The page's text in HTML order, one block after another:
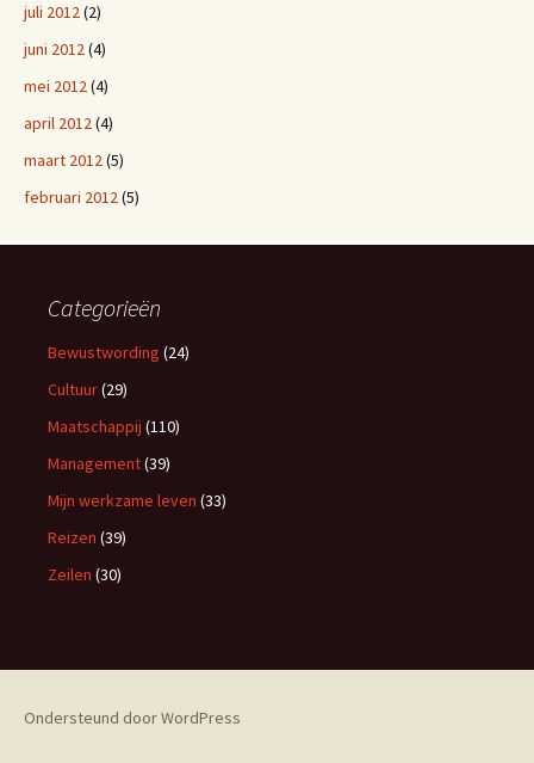
juli 2012(2)
juni 2012(4)
mei 2012(4)
april 2012(4)
maart 2012(5)
februari 2012(5)
Categorieën
Bewustwording (24)
Cultuur(29)
Maatschappij (110)
Management(39)
Mijn werkzame leven (33)
Reizen (39)
Zeilen (30)
Ondersteund door WordPress